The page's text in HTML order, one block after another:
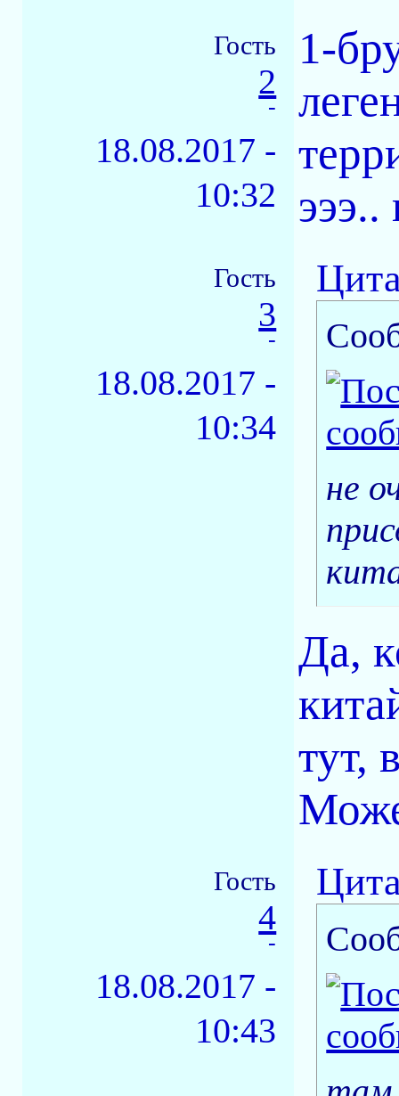
Гость
2
-
18.08.2017 -
10:32
1-
эээ..
Гость
3
-
18.08.2017 -
10:34
не
Да,
тут,
Гость
4
-
18.08.2017 -
10:43